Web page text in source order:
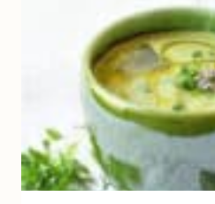
D’ORANGER